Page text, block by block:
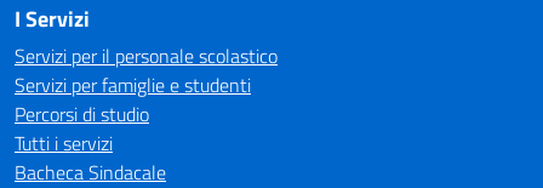
I Servizi
Servizi per il personale scolastico
Servizi per famiglie e studenti
Percorsi di studio
Tutti i servizi
Bacheca Sindacale